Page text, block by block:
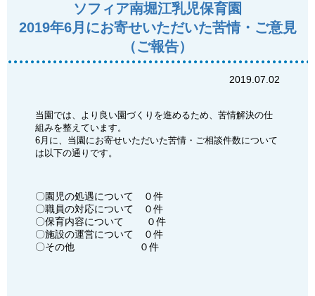
ソフィア南堀江乳児保育園
2019年6月にお寄せいただいた苦情・ご意見
（ご報告）
2019.07.02
当園では、より良い園づくりを進めるため、苦情解決の仕
組みを整えています。
6月に、当園にお寄せいただいた苦情・ご相談件数について
は以下の通りです。
〇園児の処遇について ０件
〇職員の対応について ０件
〇保育内容について ０件
〇施設の運営について ０件
〇その他 ０件